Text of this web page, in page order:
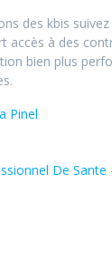
des kbis
accès à des
bien plus
Pinel
De Sante